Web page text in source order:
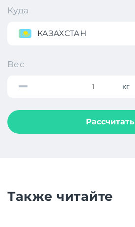
Куда
КАЗАХСТАН
Вес
кг
Рассчитать
Также читайте